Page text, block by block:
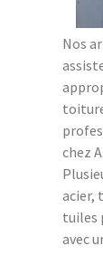
Nos
chez
acier,
tuiles
avec